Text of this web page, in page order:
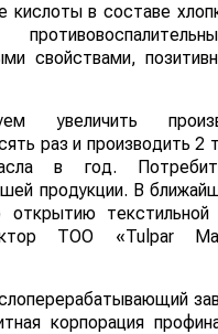
кислоты в составе
свойствами,
увеличить
раз и производить 2
в год.
продукции. В
текстильной
ТОО «Tulpar
корпорация